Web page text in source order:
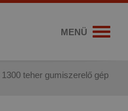
MENÜ
teher gumiszerelő gép